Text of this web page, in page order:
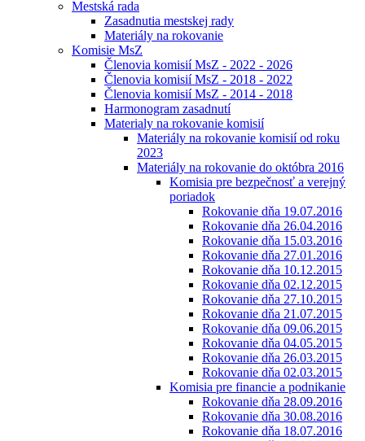
Mestská rada
Zasadnutia mestskej rady
Materiály na rokovanie
Komisie MsZ
Členovia komisií MsZ - 2022 - 2026
Členovia komisií MsZ - 2018 - 2022
Členovia komisií MsZ - 2014 - 2018
Harmonogram zasadnutí
Materialy na rokovanie komisií
Materiály na rokovanie komisií od roku
2023
Materiály na rokovanie do októbra 2016
Komisia pre bezpečnosť a verejný
poriadok
Rokovanie dňa 19.07.2016
Rokovanie dňa 26.04.2016
Rokovanie dňa 15.03.2016
Rokovanie dňa 27.01.2016
Rokovanie dňa 10.12.2015
Rokovanie dňa 02.12.2015
Rokovanie dňa 27.10.2015
Rokovanie dňa 21.07.2015
Rokovanie dňa 09.06.2015
Rokovanie dňa 04.05.2015
Rokovanie dňa 26.03.2015
Rokovanie dňa 02.03.2015
Komisia pre financie a podnikanie
Rokovanie dňa 28.09.2016
Rokovanie dňa 30.08.2016
Rokovanie dňa 18.07.2016